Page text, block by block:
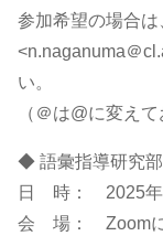
参加希望の場合は
<n.naganuma＠
い。
（＠は@に変え
◆ 語彙指導研究
日 時： 2025年
会 場： Zoom